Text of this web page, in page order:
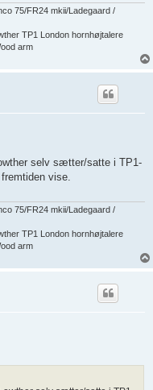
75/FR24 mkii/Ladegaard /
TP1 London hornhøjtalere
arm
selv sætter/satte i TP1-
vise.
75/FR24 mkii/Ladegaard /
TP1 London hornhøjtalere
arm